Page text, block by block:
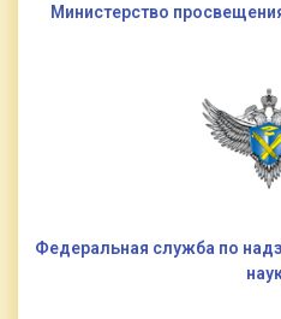
Министерство
Федеральная служба по